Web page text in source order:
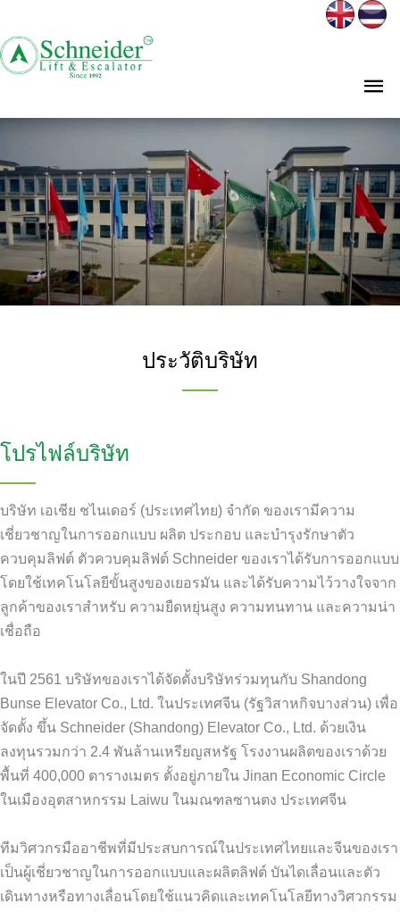
ประวัติบริษัท
โปรไฟล์บริษัท
บริษัท เอเชีย ชไนเดอร์ (ประเทศไทย) จำกัด ของเรามีความ
เชี่ยวชาญในการออกแบบ ผลิต ประกอบ และบำรุงรักษาตัว
ควบคุมลิฟต์ ตัวควบคุมลิฟต์ Schneider ของเราได้รับการออกแบบ
โดยใช้เทคโนโลยีขั้นสูงของเยอรมัน และได้รับความไว้วางใจจาก
ลูกค้าของเราสำหรับ ความยืดหยุ่นสูง ความทนทาน และความน่า
เชื่อถือ
ในปี 2561 บริษัทของเราได้จัดตั้งบริษัทร่วมทุนกับ Shandong
Bunse Elevator Co., Ltd. ในประเทศจีน (รัฐวิสาหกิจบางส่วน) เพื่อ
จัดตั้ง ขึ้น Schneider (Shandong) Elevator Co., Ltd. ด้วยเงิน
ลงทุนรวมกว่า 2.4 พันล้านเหรียญสหรัฐ โรงงานผลิตของเราด้วย
พื้นที่ 400,000 ตารางเมตร ตั้งอยู่ภายใน Jinan Economic Circle
ในเมืองอุตสาหกรรม Laiwu ในมณฑลซานตง ประเทศจีน
ทีมวิศวกรมืออาชีพที่มีประสบการณ์ในประเทศไทยและจีนของเรา
เป็นผู้เชี่ยวชาญในการออกแบบและผลิตลิฟต์ บันไดเลื่อนและตัว
เดินทางหรือทางเลื่อนโดยใช้แนวคิดและเทคโนโลยีทางวิศวกรรม